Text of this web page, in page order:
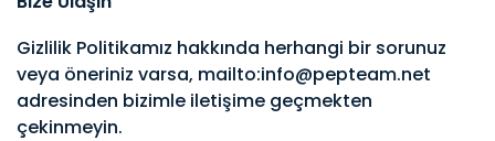
Gizlilik Politikamız hakkında herhangi bir sorunuz
veya öneriniz varsa, mailto:info@pepteam.net
adresinden bizimle iletişime geçmekten
çekinmeyin.